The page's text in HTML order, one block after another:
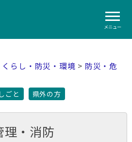
メニュー
くらし・防災・環境 > 防災・危
しごと 県外の方
理・消防